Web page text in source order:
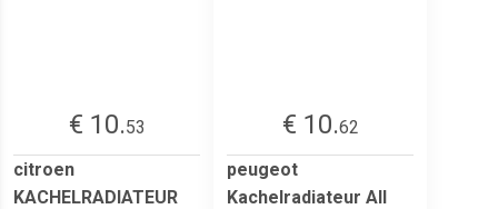
€ 10.53
citroen
KACHELRADIATEUR
€ 10.62
peugeot
Kachelradiateur All